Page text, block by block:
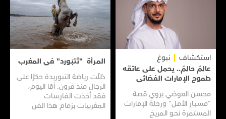
استكشاف
نبوغ
عالِمٌ حالِمٌ.. يحمل على عاتقه
طموح الإمارات الفضائي
محسن العوضي يروي قصـة
"مسبـار الأمـل" ورحلة الإمارات
المستمرة نحـو المريـخ
المـرأة "تَتبَـورد" في المغرب
ظلّت رياضة التبوريدة حكرًا على
الرجال منذ قرون. أمّا اليوم،
فقد أخذت الفارسات
المغربيات بزمام هذا الفن